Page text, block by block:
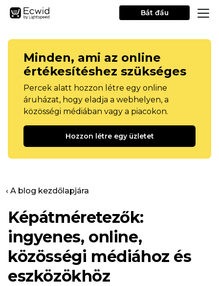
Bắt đầu
Minden, ami az online
értékesítéshez szükséges
Percek alatt hozzon létre egy online
áruházat, hogy eladja a webhelyen, a
közösségi médiában vagy a piacokon.
Hozzon létre egy üzletet
‹ A blog kezdőlapjára
Képátméretezők:
ingyenes, online,
közösségi médiához és
eszközökhöz